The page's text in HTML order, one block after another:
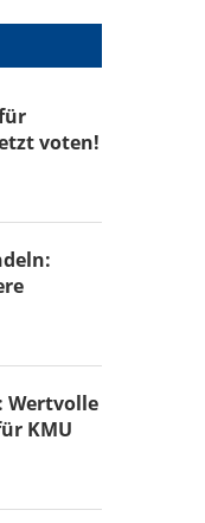
voten!
Wertvolle
KMU